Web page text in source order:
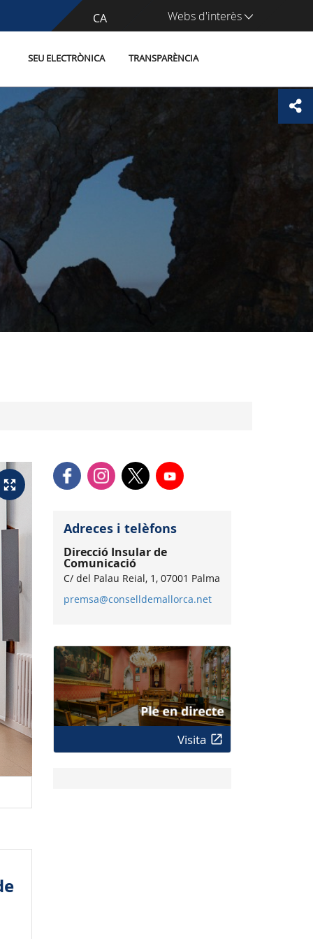
CA
ES Webs d'interès
SEU ELECTRÒNICA TRANSPARÈNCIA
Adreces i telèfons
Direcció Insular de
Comunicació
C/ del Palau Reial, 1, 07001 Palma
premsa@conselldemallorca.net
Visita